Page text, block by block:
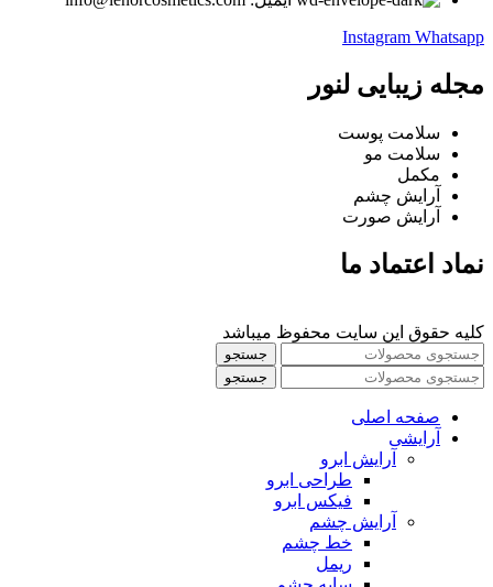
Instagram Whatsapp
مجله زیبایی لنور
سلامت پوست
سلامت مو
مکمل
آرایش چشم
آرایش صورت
نماد اعتماد ما
کلیه حقوق این سایت محفوظ میباشد
جستجو
جستجو
صفحه اصلی
آرایشی
آرايش ابرو
طراحی ابرو
فیکس ابرو
آرايش چشم
خط چشم
ريمل